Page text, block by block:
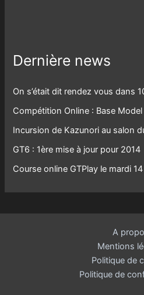
Dernière news
On s’était dit rendez vous dans
Compétition Online : Base
Incursion de Kazunori au salon
GT6 : 1ère mise à jour pour 2014
Course online GTPlay le mardi
A
Mentions
Politique de
Politique de